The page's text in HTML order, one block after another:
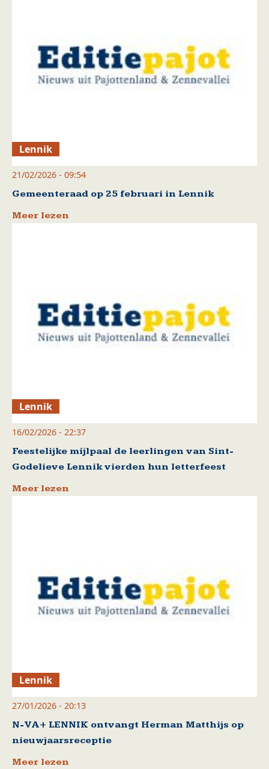
Lennik
21/02/2026 - 09:54
Gemeenteraad op 25 februari in Lennik
Meer lezen
Lennik
16/02/2026 - 22:37
Feestelijke mijlpaal de leerlingen van Sint-
Godelieve Lennik vierden hun letterfeest
Meer lezen
Lennik
27/01/2026 - 20:13
N-VA+ LENNIK ontvangt Herman Matthijs op
nieuwjaarsreceptie
Meer lezen